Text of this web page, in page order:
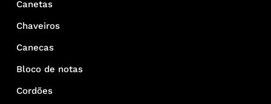
Canetas
Chaveiros
Canecas
Bloco de notas
Cordões